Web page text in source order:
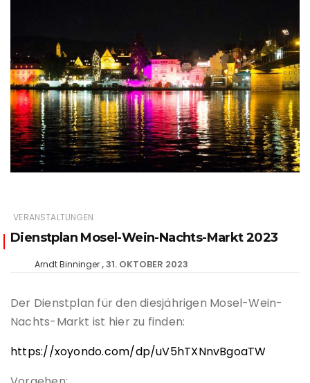
VERANSTALTUNGEN
Dienstplan Mosel-Wein-Nachts-Markt 2023
Arndt Binninger 31. OKTOBER 2023
Der Dienstplan für den diesjährigen Mosel-Wein-
Nachts-Markt ist hier zu finden:
https://xoyondo.com/dp/uV5hTXNnvBgoaTW